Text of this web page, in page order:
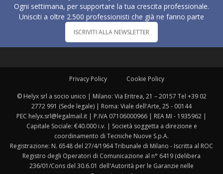
Ogni settimana, per supportare la tua crescita professionale.
Unisciti a oltre 2.500 professionisti che già ne fanno parte
ISCRIVITI ALLA NEWSLETTER
Privacy Policy Cookie Policy
© Helyx srl a socio unico | Milano: Via Eritrea, 21 – 20157 Tel +39 02
2772 991 (Sede legale) | Roma: Viale dell'Arte, 25 - 00144
PEC helyx.srl@legalmail.it | P.IVA 07106000966 | REA MI - 1935962 |
Capitale Sociale: €40.000 i.v. | Società soggetta a direzione e
coordinamento di Tecniche Nuove S.p.A.
Registrazione: N. 6548 del 27/4/1964 Tribunale di Milano - Iscritta al ROC
Registro degli Operatori di Comunicazione al n° 6419 (delibera
236/01/Cons del 30.6.01 dell'Autorità per le Garanzie nelle